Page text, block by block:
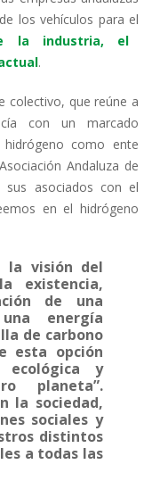
p
ar
ti
r
los vehículos para el
la industria, el
.
colectivo, que reúne a
con un marcado
como ente
Andaluza de
sus asociados con el
en el hidrógeno
la visión del
existencia,
de una
energía
de carbono
esta opción
y
planeta”.
la sociedad,
sociales y
distintos
a todas las